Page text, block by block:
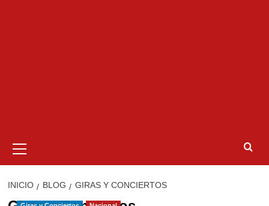
primario
INICIO BLOG GIRAS Y CONCIERTOS